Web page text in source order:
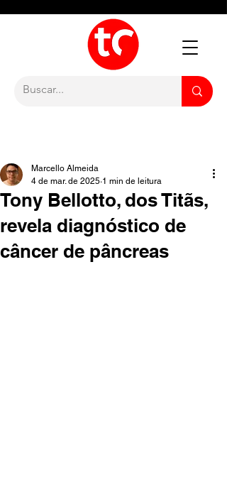
Tony Bellotto, dos Titãs,
revela diagnóstico de
câncer de pâncreas
Marcello Almeida
4 de mar. de 2025 1 min de leitura